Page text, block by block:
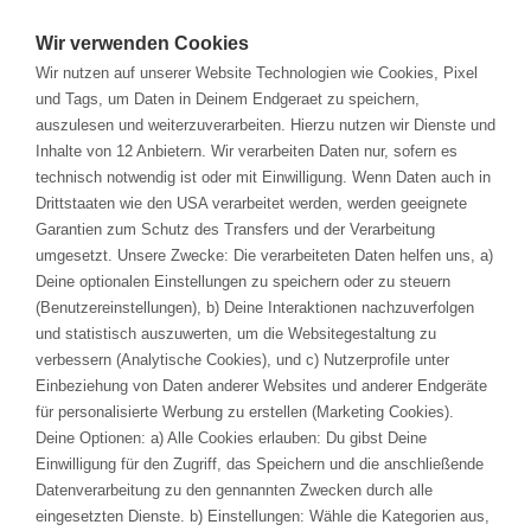
REFERENZEN
DOWNLOADS
Solutions
Branchen
Services & Training
Veranstaltungen
Unternehmen
Wir verwenden Cookies
Wir nutzen auf unserer Website Technologien wie Cookies, Pixel
und Tags, um Daten in Deinem Endgeraet zu speichern,
auszulesen und weiterzuverarbeiten. Hierzu nutzen wir Dienste und
Inhalte von 12 Anbietern. Wir verarbeiten Daten nur, sofern es
technisch notwendig ist oder mit Einwilligung. Wenn Daten auch in
Drittstaaten wie den USA verarbeitet werden, werden geeignete
Garantien zum Schutz des Transfers und der Verarbeitung
umgesetzt. Unsere Zwecke: Die verarbeiteten Daten helfen uns, a)
Deine optionalen Einstellungen zu speichern oder zu steuern
(Benutzereinstellungen), b) Deine Interaktionen nachzuverfolgen
und statistisch auszuwerten, um die Websitegestaltung zu
verbessern (Analytische Cookies), und c) Nutzerprofile unter
Einbeziehung von Daten anderer Websites und anderer Endgeräte
für personalisierte Werbung zu erstellen (Marketing Cookies).
Deine Optionen: a) Alle Cookies erlauben: Du gibst Deine
Einwilligung für den Zugriff, das Speichern und die anschließende
Datenverarbeitung zu den gennannten Zwecken durch alle
eingesetzten Dienste. b) Einstellungen: Wähle die Kategorien aus,